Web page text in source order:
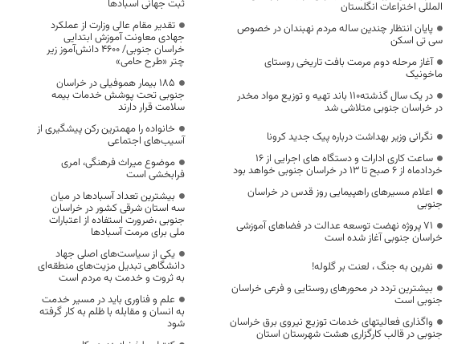
المللی اختراعات انگلستان
پایان انتظار چندین ساله مردم نهبندان در خصوص
سی تی اسکن
آغاز مرحله دوم مرمت بافت تاریخی روستای
ماخونیک
در یک سال گذشته۱۱۰ باند تهیه و توزیع مواد مخدر
در خراسان جنوبی متلاشی شد
نگرانی وزیر بهداشت درباره پیک جدید کرونا
ساعت کاری ادارات و دستگاه های اجرایی از ۱۶
خردادماه از ۶ صبح تا ۱۳ در خراسان جنوبی خواهد بود
اعلام مسیر‌های راهپیمایی روز قدس در خراسان
جنوبی
۷۱ پروژه نهضت توسعه عدالت در فضاهای آموزشی
خراسان جنوبی آغاز شده است
نفرین به جنگ ، لعنت بر گلوله!
بیشترین تردد در محورهای روستایی و فرعی خراسان
جنوبی است
واگذاری فعالیتهای خدمات توزیع نیروی برق خراسان
جنوبی در قالب کارگزاری هشت شهرستان استان
ثبت جهانی آسبادها
تقدیر مقام عالی وزارت از عملکرد
جهادی معاونت آموزش ابتدایی
خراسان جنوبی/ ۴۶۰۰ دانش‌آموز زیر
چتر «طرح حامی»
۱۸۵ بیمار هموفیلی در خراسان
جنوبی تحت پوشش خدمات بیمه
سلامت قرار دارند
خانواده را مهمترین رکن پیشگیری از
آسیب‌های اجتماعی
موضوع میراث فرهنگی، امری
فرابخشی است
بیشترین تعداد آسبادها در میان
سه استان شرقی کشور در خراسان
جنوبی ،ضرورت استفاده از اعتبارات
ملی برای مرمت آسبادها
یکی از سیاست‌های اصلی جهاد
دانشگاهی تبدیل مزیت‌های منطقه‌ای
به ثروت و خدمت به مردم است
علم و فناوری باید در مسیر خدمت
به انسان و مقابله با ظلم به کار گرفته
شود